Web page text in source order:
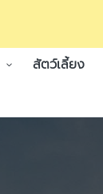
สัตว์เลี้ยง